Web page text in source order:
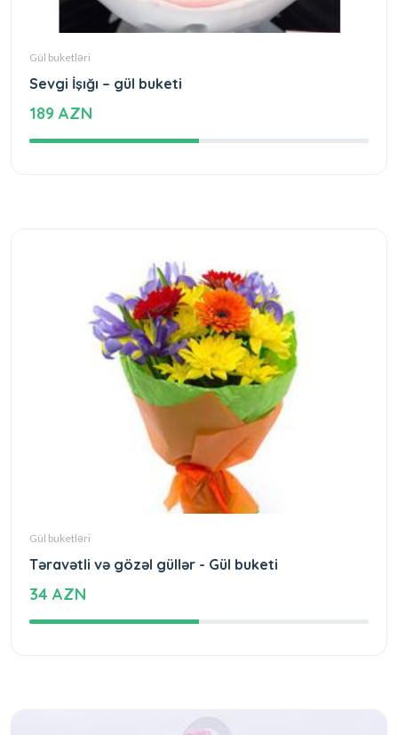
Gül buketləri
Sevgi İşığı – gül buketi
189 AZN
Gül buketləri
Təravətli və gözəl güllər - Gül buketi
34 AZN